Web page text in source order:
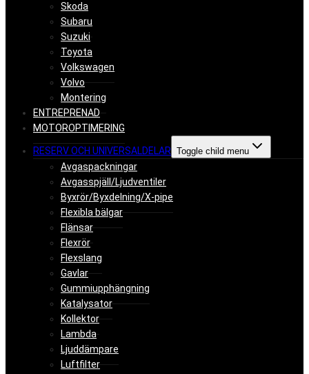
Skoda
Subaru
Suzuki
Toyota
Volkswagen
Volvo
Montering
ENTREPRENAD
MOTOROPTIMERING
RESERV OCH UNIVERSALDELAR Toggle child menu
Avgaspackningar
Avgasspjäll/Ljudventiler
Byxrör/Byxdelning/X-pipe
Flexibla bälgar
Flänsar
Flexrör
Flexslang
Gavlar
Gummiupphängning
Katalysator
Kollektor
Lambda
Ljuddämpare
Luftfilter